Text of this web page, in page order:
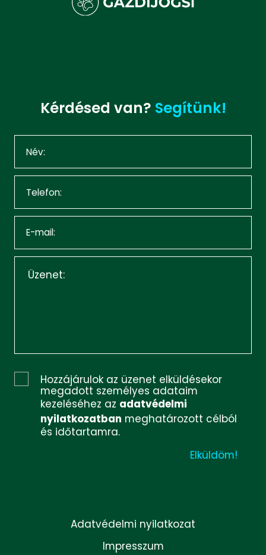
Kérdésed van? Segítünk!
Hozzájárulok az üzenet elküldésekor
megadott személyes adataim
kezeléséhez az adatvédelmi
nyilatkozatban meghatározott célból
és időtartamra.
Adatvédelmi nyilatkozat
Impresszum